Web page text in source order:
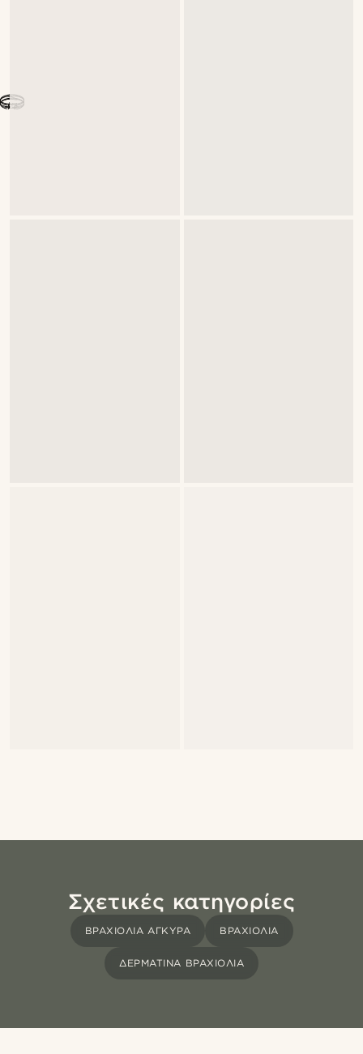
Σχετικές κατηγορίες
ΒΡΑΧΙΌΛΙΑ ΆΓΚΥΡΑ ΒΡΑΧΙΌΛΙΑ
ΔΕΡΜΆΤΙΝΑ ΒΡΑΧΙΌΛΙΑ